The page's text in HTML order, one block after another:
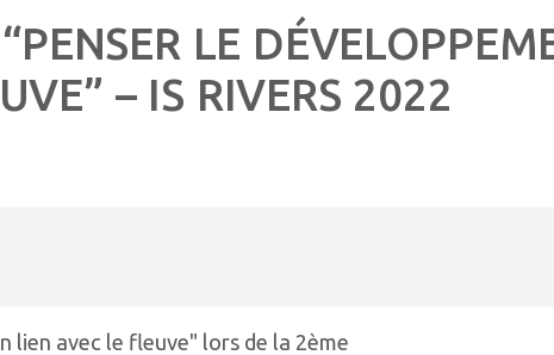
LE
– IS RIVERS 2022
lien avec le fleuve" lors de la 2ème